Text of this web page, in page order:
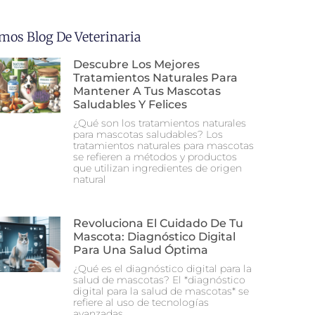
Blog De Veterinaria
Descubre Los Mejores
Tratamientos Naturales Para
Mantener A Tus Mascotas
Saludables Y Felices
¿Qué son los tratamientos naturales
para mascotas saludables? Los
tratamientos naturales para mascotas
se refieren a métodos y productos
que utilizan ingredientes de origen
natural
Revoluciona El Cuidado De Tu
Mascota: Diagnóstico Digital
Para Una Salud Óptima
¿Qué es el diagnóstico digital para la
salud de mascotas? El *diagnóstico
digital para la salud de mascotas* se
refiere al uso de tecnologías